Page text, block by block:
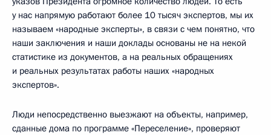
у нас напрямую работают более 10 тысяч экспертов, мы их
называем «народные эксперты», в связи с чем понятно, что
наши заключения и наши доклады основаны не на некой
статистике из документов, а на реальных обращениях
и реальных результатах работы наших «народных
экспертов».
Люди непосредственно выезжают на объекты, например,
сданные дома по программе «Переселение», проверяют